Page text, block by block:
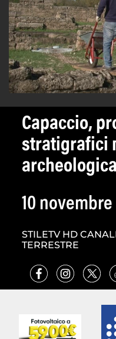
Capaccio,
stratigrafici
10 novembre
STILETV HD
TERRESTRE